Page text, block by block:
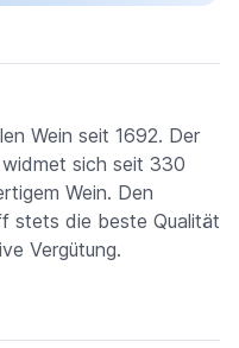
Wein seit 1692. Der
sich seit 330
Wein. Den
stets die beste Qualität
Vergütung.